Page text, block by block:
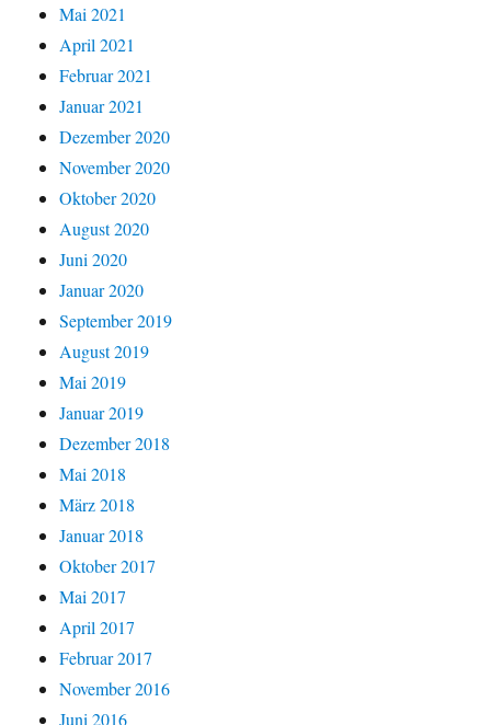
Mai 2021
April 2021
Februar 2021
Januar 2021
Dezember 2020
November 2020
Oktober 2020
August 2020
Juni 2020
Januar 2020
September 2019
August 2019
Mai 2019
Januar 2019
Dezember 2018
Mai 2018
März 2018
Januar 2018
Oktober 2017
Mai 2017
April 2017
Februar 2017
November 2016
Juni 2016